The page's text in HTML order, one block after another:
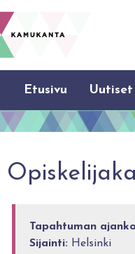
Etusivu Uutiset
Tapahtuman
Sijainti: Helsinki